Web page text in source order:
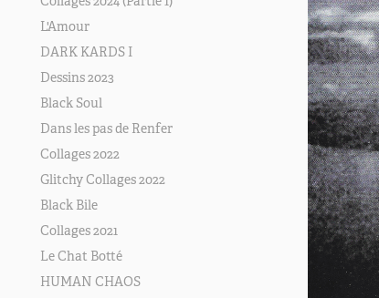
L'Amour
DARK KARDS I
Dessins 2023
Black Soul
Dans les pas de Renfer
Collages 2022
Glitchy Collages 2022
Black Bile
Collages 2021
Le Chat Botté
HUMAN CHAOS